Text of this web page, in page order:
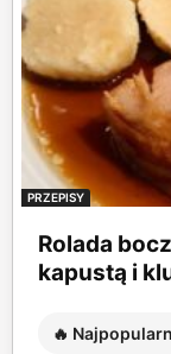
PRZEPISY
Rolada
kapustą i
🔥